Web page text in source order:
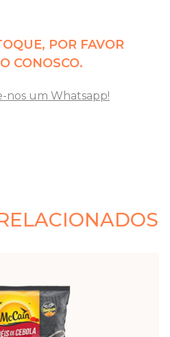
POR FAVOR
CONOSCO.
nos um Whatsapp!